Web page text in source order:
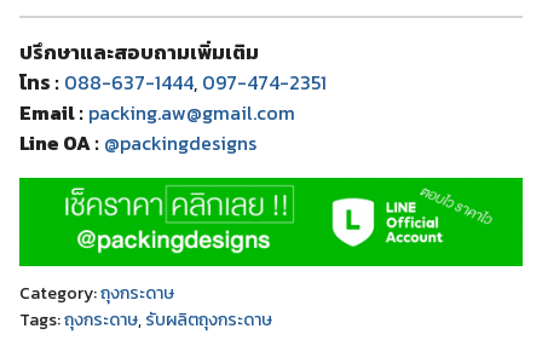
ปรึกษาและสอบถามเพิ่มเติม
โทร : 088-637-1444, 097-474-2351
Email : packing.aw@gmail.com
Line OA : @packingdesigns
Category:ถุงกระดาษ
Tags:ถุงกระดาษ,รับผลิตถุงกระดาษ